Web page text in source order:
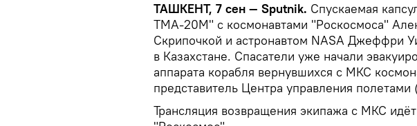
ТАШКЕНТ, 7 сен — Sputnik. Спускаемая
ТМА-20М" с космонавтами "Роскосмоса"
Скрипочкой и астронавтом NASA Джеффри
в Казахстане. Спасатели уже начали
аппарата корабля вернувшихся с МКС
представитель Центра управления
Трансляция возвращения экипажа с МКС